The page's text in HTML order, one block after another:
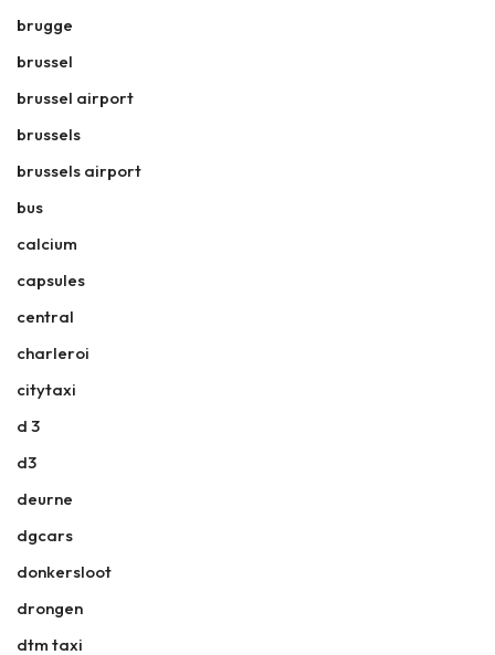
brugge
brussel
brussel airport
brussels
brussels airport
bus
calcium
capsules
central
charleroi
citytaxi
d 3
d3
deurne
dgcars
donkersloot
drongen
dtm taxi